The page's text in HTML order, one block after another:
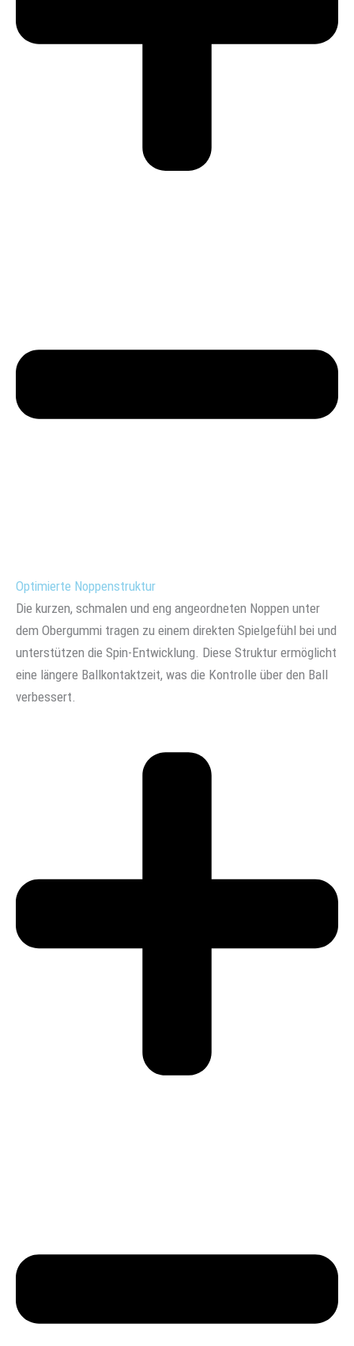
Optimierte Noppenstruktur
Die kurzen, schmalen und eng angeordneten Noppen unter
dem Obergummi tragen zu einem direkten Spielgefühl bei und
unterstützen die Spin-Entwicklung. Diese Struktur ermöglicht
eine längere Ballkontaktzeit, was die Kontrolle über den Ball
verbessert.